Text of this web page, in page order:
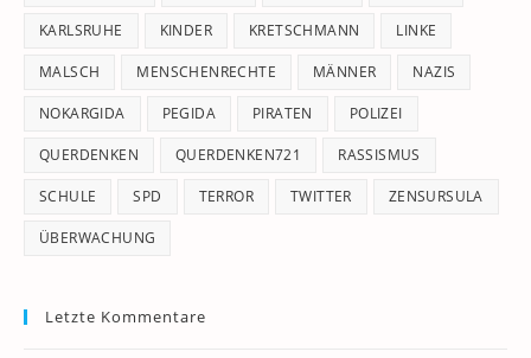
KARLSRUHE KINDER KRETSCHMANN LINKE
MALSCH MENSCHENRECHTE MÄNNER NAZIS
NOKARGIDA PEGIDA PIRATEN POLIZEI
QUERDENKEN QUERDENKEN721 RASSISMUS
SCHULE SPD TERROR TWITTER ZENSURSULA
ÜBERWACHUNG
Letzte Kommentare